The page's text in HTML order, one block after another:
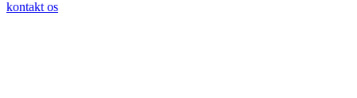
kontakt os